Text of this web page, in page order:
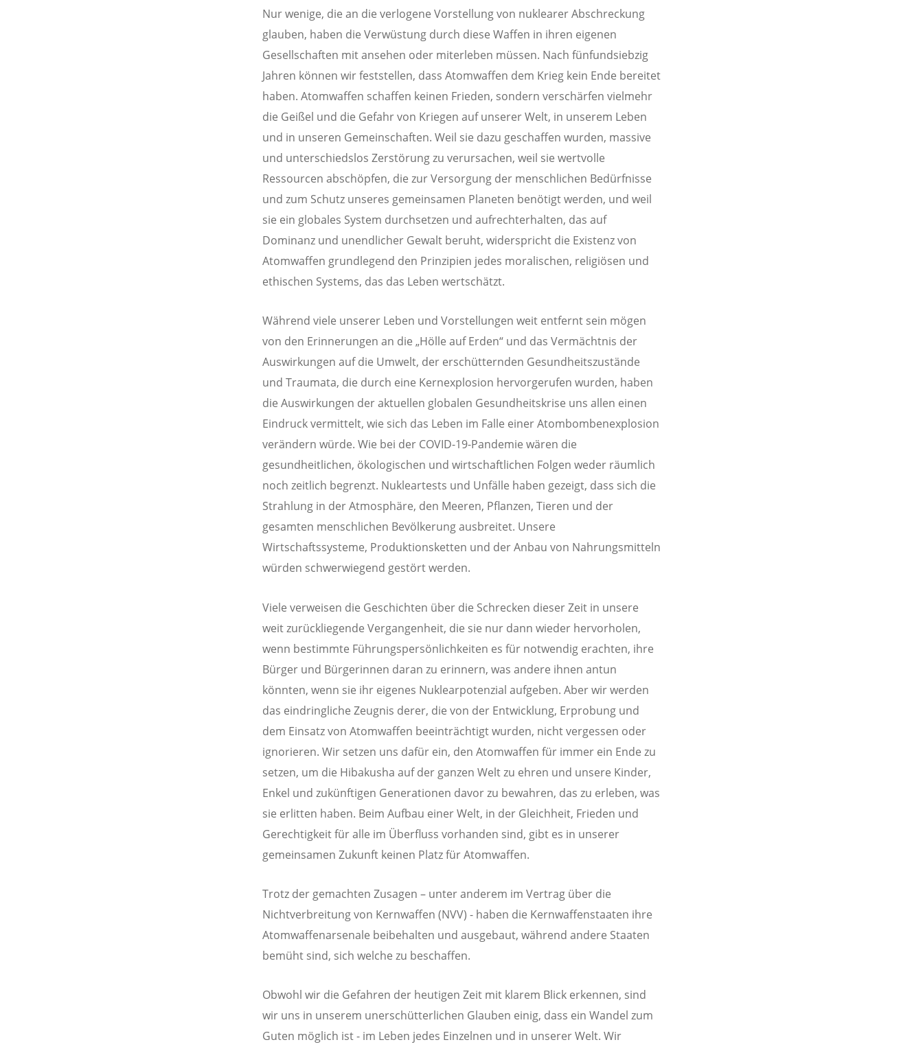
Nur wenige, die an die verlogene Vorstellung von nuklearer Abschreckung
glauben, haben die Verwüstung durch diese Waffen in ihren eigenen
Gesellschaften mit ansehen oder miterleben müssen. Nach fünfundsiebzig
Jahren können wir feststellen, dass Atomwaffen dem Krieg kein Ende bereitet
haben. Atomwaffen schaffen keinen Frieden, sondern verschärfen vielmehr
die Geißel und die Gefahr von Kriegen auf unserer Welt, in unserem Leben
und in unseren Gemeinschaften. Weil sie dazu geschaffen wurden, massive
und unterschiedslos Zerstörung zu verursachen, weil sie wertvolle
Ressourcen abschöpfen, die zur Versorgung der menschlichen Bedürfnisse
und zum Schutz unseres gemeinsamen Planeten benötigt werden, und weil
sie ein globales System durchsetzen und aufrechterhalten, das auf
Dominanz und unendlicher Gewalt beruht, widerspricht die Existenz von
Atomwaffen grundlegend den Prinzipien jedes moralischen, religiösen und
ethischen Systems, das das Leben wertschätzt.
Während viele unserer Leben und Vorstellungen weit entfernt sein mögen
von den Erinnerungen an die „Hölle auf Erden“ und das Vermächtnis der
Auswirkungen auf die Umwelt, der erschütternden Gesundheitszustände
und Traumata, die durch eine Kernexplosion hervorgerufen wurden, haben
die Auswirkungen der aktuellen globalen Gesundheitskrise uns allen einen
Eindruck vermittelt, wie sich das Leben im Falle einer Atombombenexplosion
verändern würde. Wie bei der COVID-19-Pandemie wären die
gesundheitlichen, ökologischen und wirtschaftlichen Folgen weder räumlich
noch zeitlich begrenzt. Nukleartests und Unfälle haben gezeigt, dass sich die
Strahlung in der Atmosphäre, den Meeren, Pflanzen, Tieren und der
gesamten menschlichen Bevölkerung ausbreitet. Unsere
Wirtschaftssysteme, Produktionsketten und der Anbau von Nahrungsmitteln
würden schwerwiegend gestört werden.
Viele verweisen die Geschichten über die Schrecken dieser Zeit in unsere
weit zurückliegende Vergangenheit, die sie nur dann wieder hervorholen,
wenn bestimmte Führungspersönlichkeiten es für notwendig erachten, ihre
Bürger und Bürgerinnen daran zu erinnern, was andere ihnen antun
könnten, wenn sie ihr eigenes Nuklearpotenzial aufgeben. Aber wir werden
das eindringliche Zeugnis derer, die von der Entwicklung, Erprobung und
dem Einsatz von Atomwaffen beeinträchtigt wurden, nicht vergessen oder
ignorieren. Wir setzen uns dafür ein, den Atomwaffen für immer ein Ende zu
setzen, um die Hibakusha auf der ganzen Welt zu ehren und unsere Kinder,
Enkel und zukünftigen Generationen davor zu bewahren, das zu erleben, was
sie erlitten haben. Beim Aufbau einer Welt, in der Gleichheit, Frieden und
Gerechtigkeit für alle im Überfluss vorhanden sind, gibt es in unserer
gemeinsamen Zukunft keinen Platz für Atomwaffen.
Trotz der gemachten Zusagen – unter anderem im Vertrag über die
Nichtverbreitung von Kernwaffen (NVV) - haben die Kernwaffenstaaten ihre
Atomwaffenarsenale beibehalten und ausgebaut, während andere Staaten
bemüht sind, sich welche zu beschaffen.
Obwohl wir die Gefahren der heutigen Zeit mit klarem Blick erkennen, sind
wir uns in unserem unerschütterlichen Glauben einig, dass ein Wandel zum
Guten möglich ist - im Leben jedes Einzelnen und in unserer Welt. Wir